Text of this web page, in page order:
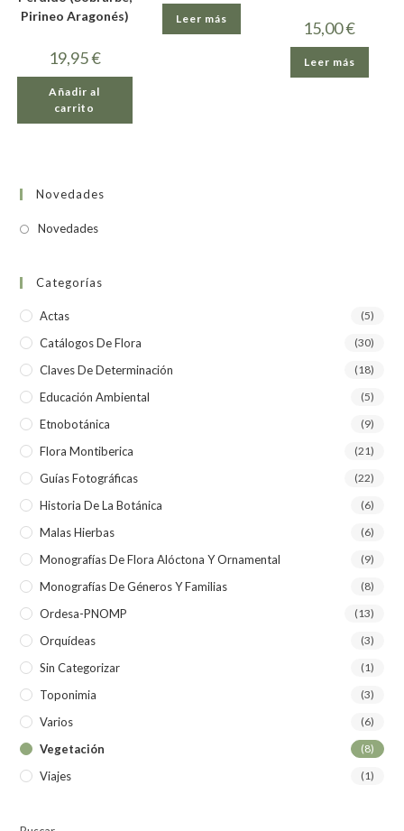
Pirineo Aragonés)
19,95€
Añadir al
carrito
Leer más 15,00€
Leer más
Novedades
Novedades
Categorías
Actas (5)
Catálogos De Flora (30)
Claves De Determinación (18)
Educación Ambiental (5)
Etnobotánica (9)
Flora Montiberica (21)
Guías Fotográficas (22)
Historia De La Botánica (6)
Malas Hierbas (6)
Monografías De Flora Alóctona Y Ornamental (9)
Monografías De Géneros Y Familias (8)
Ordesa-PNOMP (13)
Orquídeas (3)
Sin Categorizar (1)
Toponimia (3)
Varios (6)
Vegetación (8)
Viajes (1)